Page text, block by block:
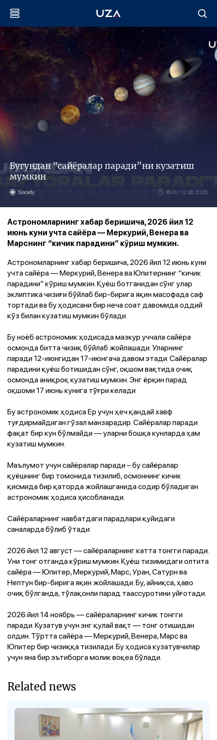
Бугундан "сайёралар паради”ни кузатиш
мумкин
Society 18:01 / 12.06.2026
Астрономларнинг хабар беришича, 2026 йил 12
июнь куни учта сайёра — Меркурий, Венера ва
Марснинг “кичик парадини” кўриш мумкин.
Астрономларнинг хабар беришича, 2026 йил 12 июнь куни
учта сайёра — Меркурий, Венера ва Юпитернинг “кичик
парадини” кўриш мумкин. Қуёш ботганидан сўнг улар
эклиптика чизиғи бўйлаб бир-бирига яқин масофада саф
тортади ва бу ҳодисани бир неча соат давомида оддий
кўз билан кузатиш мумкин бўлади.
Бу ноёб астрономик ҳодисада мазкур уччала сайёра
осмонда битта чизиқ бўйлаб жойлашади. Уларнинг
паради 12-июнгидан17-июнгачадавом этади. Сайёралар
парадини қуёш ботишидан сўнг, оқшом вақтида очиқ
осмонда аниқроқ кузатиш мумкин. Энг ёрқин парад
оқшоми17 июнькунига тўғри келади
Бу астрономик ҳодиса Ер учун ҳеч қандай хавф
туғдирмайдиган гўзал манзарадир. Сайёралар паради
фақат бир кун бўлмайди — уларни бошқа кунларда ҳам
кузатиш мумкин.
Маълумот учун сайёралар паради – бу сайёралар
қуёшнинг бир томонида тизилиб, осмоннинг кичик
қисмида бир қаторда жойлашганида содир бўладиган
астрономик ҳодиса ҳисобланади.
Сайёраларнинг навбатдаги парадлари қуйидаги
саналарда бўлиб ўтади:
2026 йил 12 август — сайёраларнинг катта тонгги паради.
Уни тонг отганда кўриш мумкин. Қуёш тизимидаги олтита
сайёра — Юпитер, Меркурий, Марс, Уран, Сатурн ва
Нептун бир-бирига яқин жойлашади. Бу, айниқса, ҳаво
очиқ бўлганда, тўлақонли парад таассуротини уйғотади.
2026 йил 14 ноябрь — сайёраларнинг кичик тонгги
паради. Кузатув учун энг қулай вақт — тонг отишидан
олдин. Тўртта сайёра — Меркурий, Венера, Марс ва
Юпитер бир чизиққа тизилади. Бу ҳодиса кузатувчилар
учун яна бир эътиборга молик воқеа бўлади.
Related news